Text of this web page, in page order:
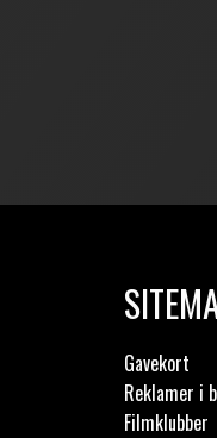
Gavekort
Reklamer i
Filmklubber